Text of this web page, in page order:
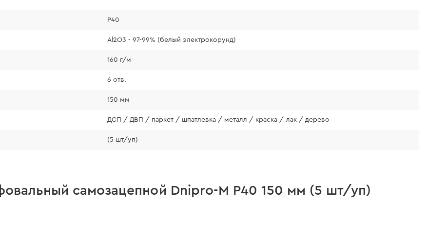
Р40
Al2O3 - 97-99% (белый электрокорунд)
160 г/м
6 отв.
150 мм
ДСП / ДВП / паркет / шпатлевка / металл / краска / лак / дерево
(5 шт/уп)
самозацепной Dnipro-M Р40 150 мм (5 шт/уп)